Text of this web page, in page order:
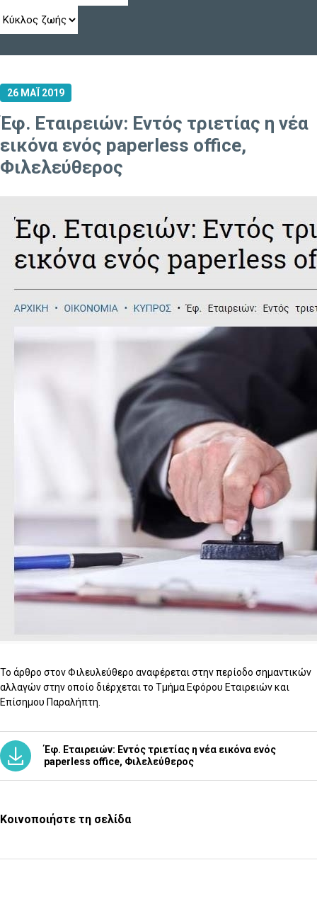
26 ΜΑΪ 2019
Έφ. Εταιρειών: Εντός τριετίας η νέα
εικόνα ενός paperless office,
Φιλελεύθερος
Το άρθρο στον Φιλευλεύθερο αναφέρεται στην περίοδο σημαντικών
αλλαγών στην οποίο διέρχεται το Τμήμα Εφόρου Εταιρειών και
Επίσημου Παραλήπτη.
Έφ. Εταιρειών: Εντός τριετίας η νέα εικόνα ενός
paperless office, Φιλελεύθερος
Κοινοποιήστε τη σελίδα